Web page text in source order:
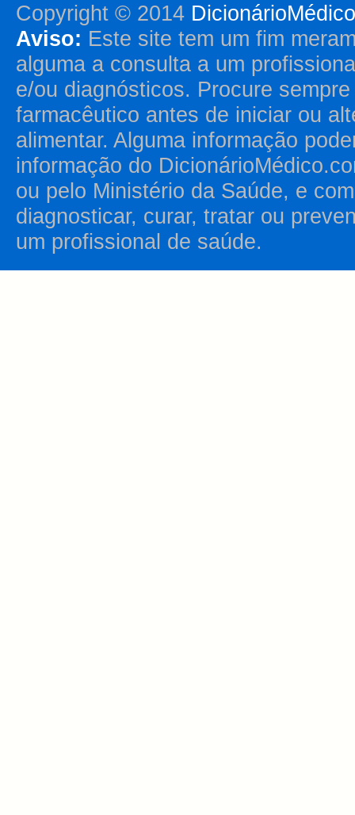
Copyright © 2014
Aviso: Este site tem um fim
alguma a consulta a um
e/ou diagnósticos. Procure
farmacêutico antes de iniciar ou
alimentar. Alguma informação
informação do
ou pelo Ministério da Saúde, e
diagnosticar, curar, tratar ou
um profissional de saúde.